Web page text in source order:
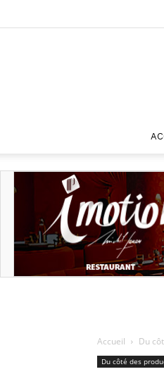
Accueil Du
Du côté des